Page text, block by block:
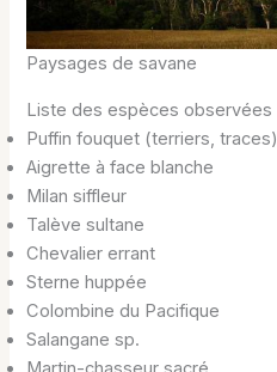
Paysages de savane
Liste des espèces observées
Puffin fouquet (terriers, traces)
Aigrette à face blanche
Milan siffleur
Talève sultane
Chevalier errant
Sterne huppée
Colombine du Pacifique
Salangane sp.